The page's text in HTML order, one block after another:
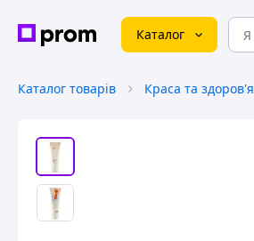
Каталог
Каталог товарів Краса та здоров'я